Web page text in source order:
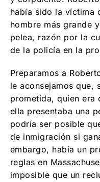
había sido la víctima
hombre más grande
pelea, razón por la
de la policía en la
Preparamos a
le aconsejamos que,
prometida, quien era
ella presentaba una
podría ser posible
de inmigración si
embargo, había un
reglas en
imposible que un